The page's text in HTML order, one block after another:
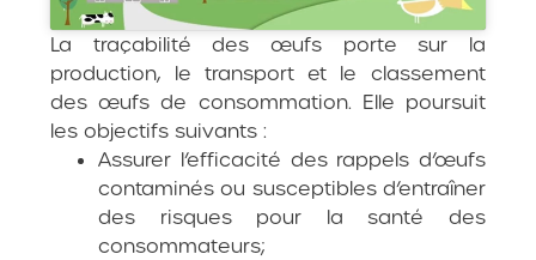
La traçabilité des œufs porte sur la
production, le transport et le classement
des œufs de consommation. Elle poursuit
les objectifs suivants :
Assurer l’efficacité des rappels d’œufs
contaminés ou susceptibles d’entraîner
des risques pour la santé des
consommateurs;